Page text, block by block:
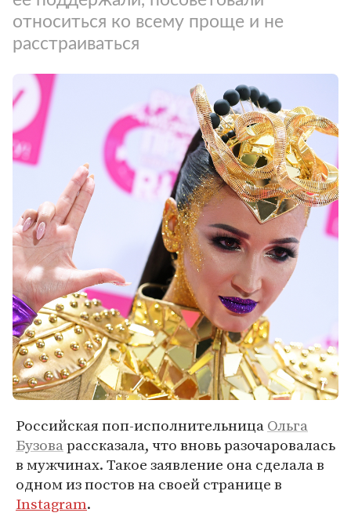
относиться ко всему проще и не
расстраиваться
Российская поп-исполнительницаОльга
Бузоварассказала, что вновь разочаровалась
в мужчинах. Такое заявление она сделала в
одном из постов на своей странице в
Instagram.